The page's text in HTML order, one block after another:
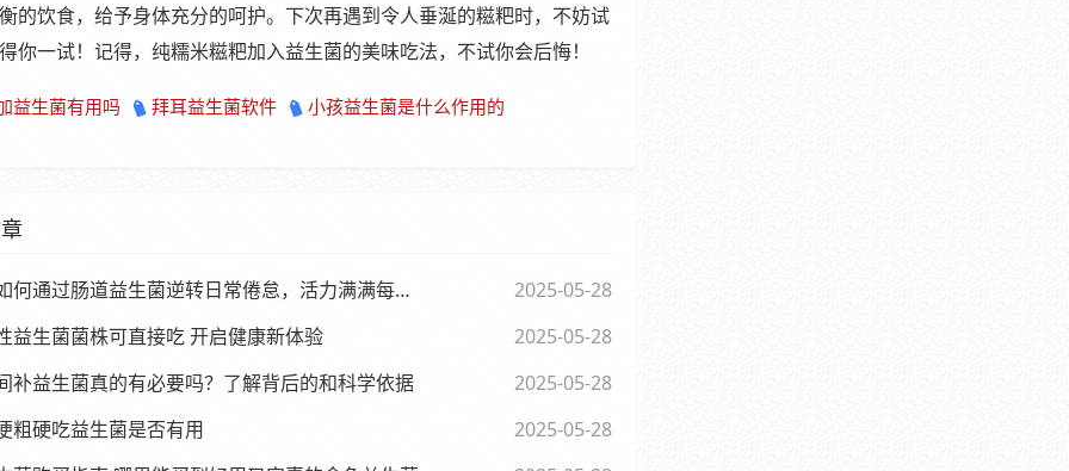
的饮食，给予身体充分的呵护。下次再遇到令人垂涎的糍粑时，不妨试
你一试！记得，纯糯米糍粑加入益生菌的美味吃法，不试你会后悔！
益生菌有用吗 拜耳益生菌软件 小孩益生菌是什么作用的
何通过肠道益生菌逆转日常倦怠，活力满满每一天
2025-05-28
益生菌菌株可直接吃 开启健康新体验
2025-05-28
补益生菌真的有必要吗？了解背后的和科学依据
2025-05-28
粗硬吃益生菌是否有用
2025-05-28